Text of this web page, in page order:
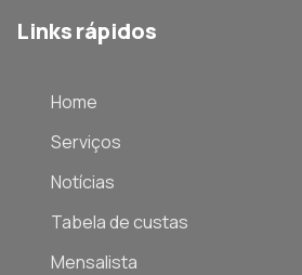
Links rápidos
Home
Serviços
Notícias
Tabela de custas
Mensalista